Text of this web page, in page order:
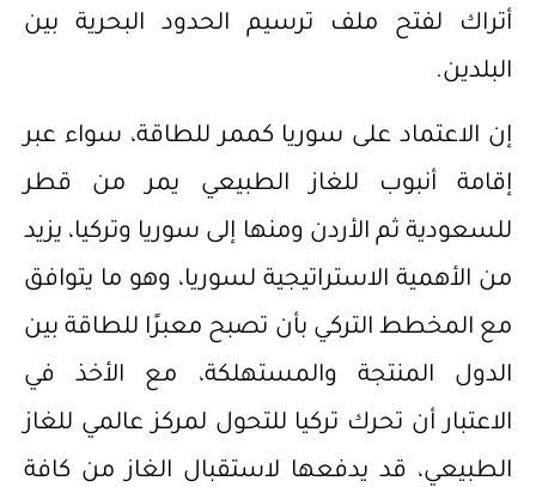
أتراك لفتح ملف ترسيم الحدود البحرية بين
البلدين.
إن الاعتماد على سوريا كممر للطاقة، سواء عبر
إقامة أنبوب للغاز الطبيعي يمر من قطر
للسعودية ثم الأردن ومنها إلى سوريا وتركيا، يزيد
من الأهمية الاستراتيجية لسوريا، وهو ما يتوافق
مع المخطط التركي بأن تصبح معبرًا للطاقة بين
الدول المنتجة والمستهلكة، مع الأخذ في
الاعتبار أن تحرك تركيا للتحول لمركز عالمي للغاز
الطبيعي، قد يدفعها لاستقبال الغاز من كافة